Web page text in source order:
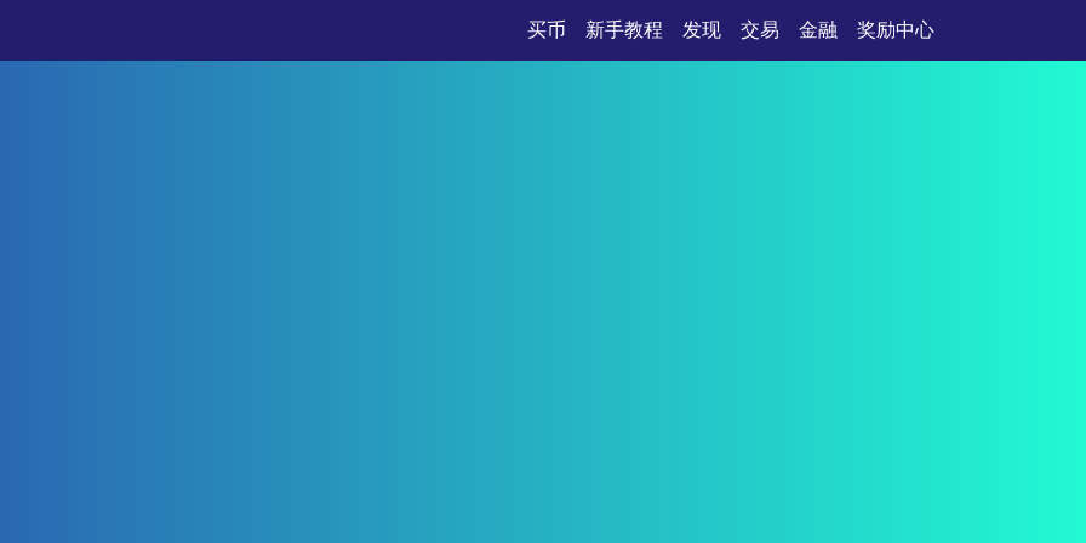
买币 新手教程 发现 交易 金融 奖励中心